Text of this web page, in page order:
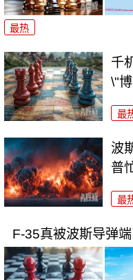
最热
千
\"
最
波
普
最
F-35真被波斯导弹